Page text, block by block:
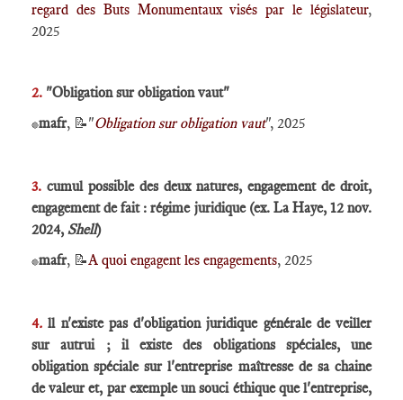
regard des Buts Monumentaux visés par le législateur,
2025
2. "Obligation sur obligation vaut"
🔴mafr, 📝"Obligation sur obligation vaut", 2025
3. cumul possible des deux natures, engagement de droit,
engagement de fait : régime juridique (ex. La Haye, 12 nov.
2024, Shell)
🔴mafr, 📝A quoi engagent les engagements, 2025
4.ll n'existe pas d'obligation juridique générale de veiller
sur autrui ; il existe des obligations spéciales, une
obligation spéciale sur l'entreprise maîtresse de sa chaine
de valeur et, par exemple un souci éthique que l'entreprise,